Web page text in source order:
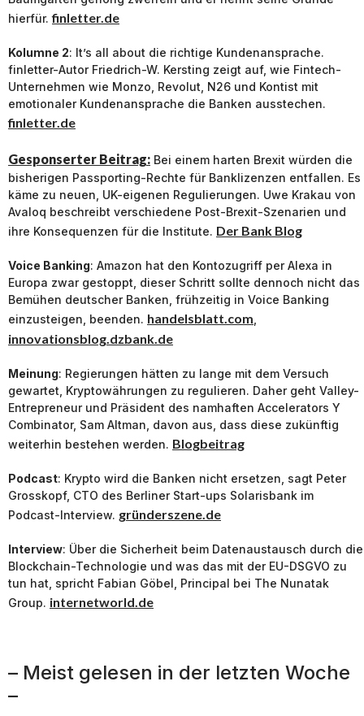
hierfür.finletter.de
Kolumne 2: It’s all about die richtige Kundenansprache.
finletter-Autor Friedrich-W. Kersting zeigt auf, wie Fintech-
Unternehmen wie Monzo, Revolut, N26 und Kontist mit
emotionaler Kundenansprache die Banken ausstechen.
finletter.de
Gesponserter Beitrag: Bei einem harten Brexit würden die
bisherigen Passporting-Rechte für Banklizenzen entfallen. Es
käme zu neuen, UK-eigenen Regulierungen. Uwe Krakau von
Avaloq beschreibt verschiedene Post-Brexit-Szenarien und
ihre Konsequenzen für die Institute. Der Bank Blog
Voice Banking: Amazon hat den Kontozugriff per Alexa in
Europa zwar gestoppt, dieser Schritt sollte dennoch nicht das
Bemühen deutscher Banken, frühzeitig in Voice Banking
einzusteigen, beenden. handelsblatt.com,
innovationsblog.dzbank.de
Meinung: Regierungen hätten zu lange mit dem Versuch
gewartet, Kryptowährungen zu regulieren. Daher geht Valley-
Entrepreneur und Präsident des namhaften Accelerators Y
Combinator, Sam Altman, davon aus, dass diese zukünftig
weiterhin bestehen werden. Blogbeitrag
Podcast: Krypto wird die Banken nicht ersetzen, sagt Peter
Grosskopf, CTO des Berliner Start-ups Solarisbank im
Podcast-Interview. gründerszene.de
Interview: Über die Sicherheit beim Datenaustausch durch die
Blockchain-Technologie und was das mit der EU-DSGVO zu
tun hat, spricht Fabian Göbel, Principal bei The Nunatak
Group. internetworld.de
– Meist gelesen in der letzten Woche
–